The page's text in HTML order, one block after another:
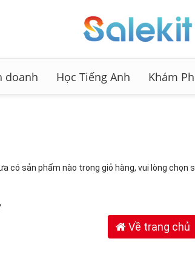
doanh Học Tiếng Anh Khám
có sản phẩm nào trong giỏ hàng, vui lòng chọn
Về trang chủ